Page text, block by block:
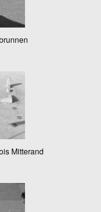
Mitterand